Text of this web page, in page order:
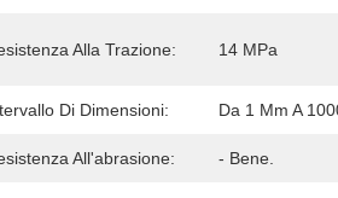
Alla Trazione: 14 MPa
Di Dimensioni: Da 1 Mm A
All'abrasione: - Bene.